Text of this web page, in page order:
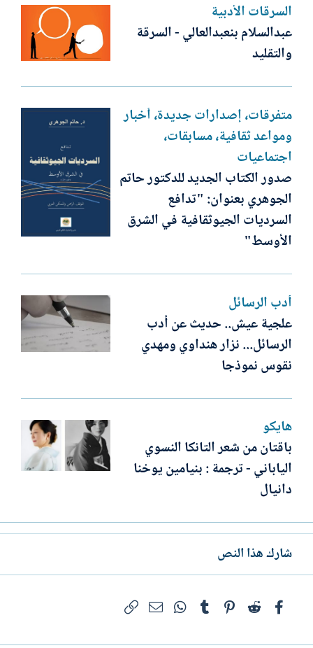
السرقات الأدبية
عبدالسلام بنعبدالعالي - السرقة
والتقليد
متفرقات، إصدارات جديدة، أخبار
ومواعد ثقافية، مسابقات،
اجتماعيات
صدور الكتاب الجديد للدكتور حاتم
الجوهري بعنوان: "تدافع
السرديات الجيوثقافية في الشرق
الأوسط"
أدب الرسائل
علجية عيش.. حديث عن أدب
الرسائل... نزار هنداوي ومهدي
نقوس نموذجا
هايكو
باقتان من شعر التانكا النسوي
الياباني - ترجمة : بنيامين يوخنا
دانيال
شارك هذا النص
فيسبوكReddit
Pinterest
Tumblr
WhatsAppالبريد الإلكتروني